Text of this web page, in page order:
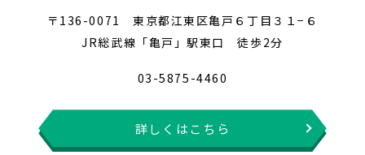
〒136-0071 東京都江東区亀戸６丁目３１−６
JR総武線「亀戸」駅東口 徒歩2分
03-5875-4460
詳しくはこちら